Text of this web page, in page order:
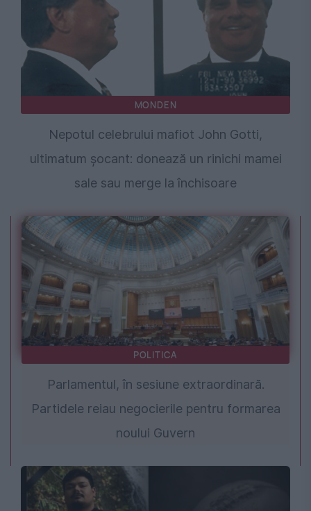
MONDEN
Nepotul celebrului mafiot John Gotti,
ultimatum șocant: donează un rinichi mamei
sale sau merge la închisoare
POLITICA
Parlamentul, în sesiune extraordinară.
Partidele reiau negocierile pentru formarea
noului Guvern